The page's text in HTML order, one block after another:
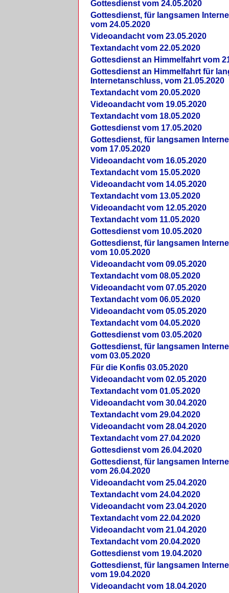
Gottesdienst vom 24.05.2020
Gottesdienst, für langsamen
vom 24.05.2020
Videoandacht vom 23.05.2020
Textandacht vom 22.05.2020
Gottesdienst an Himmelfahrt vom
Gottesdienst an Himmelfahrt für
Internetanschluss, vom 21.05.2020
Textandacht vom 20.05.2020
Videoandacht vom 19.05.2020
Textandacht vom 18.05.2020
Gottesdienst vom 17.05.2020
Gottesdienst, für langsamen
vom 17.05.2020
Videoandacht vom 16.05.2020
Textandacht vom 15.05.2020
Videoandacht vom 14.05.2020
Textandacht vom 13.05.2020
Videoandacht vom 12.05.2020
Textandacht vom 11.05.2020
Gottesdienst vom 10.05.2020
Gottesdienst, für langsamen
vom 10.05.2020
Videoandacht vom 09.05.2020
Textandacht vom 08.05.2020
Videoandacht vom 07.05.2020
Textandacht vom 06.05.2020
Videoandacht vom 05.05.2020
Textandacht vom 04.05.2020
Gottesdienst vom 03.05.2020
Gottesdienst, für langsamen
vom 03.05.2020
Für die Konfis 03.05.2020
Videoandacht vom 02.05.2020
Textandacht vom 01.05.2020
Videoandacht vom 30.04.2020
Textandacht vom 29.04.2020
Videoandacht vom 28.04.2020
Textandacht vom 27.04.2020
Gottesdienst vom 26.04.2020
Gottesdienst, für langsamen
vom 26.04.2020
Videoandacht vom 25.04.2020
Textandacht vom 24.04.2020
Videoandacht vom 23.04.2020
Textandacht vom 22.04.2020
Videoandacht vom 21.04.2020
Textandacht vom 20.04.2020
Gottesdienst vom 19.04.2020
Gottesdienst, für langsamen
vom 19.04.2020
Videoandacht vom 18.04.2020